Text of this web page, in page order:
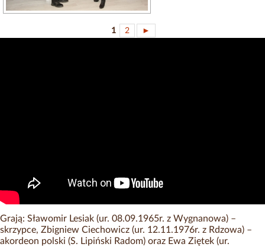
1 2 ►
Grają: Sławomir Lesiak (ur. 08.09.1965r. z Wygnanowa) –
skrzypce, Zbigniew Ciechowicz (ur. 12.11.1976r. z Rdzowa) –
akordeon polski (S. Lipiński Radom) oraz Ewa Ziętek (ur.